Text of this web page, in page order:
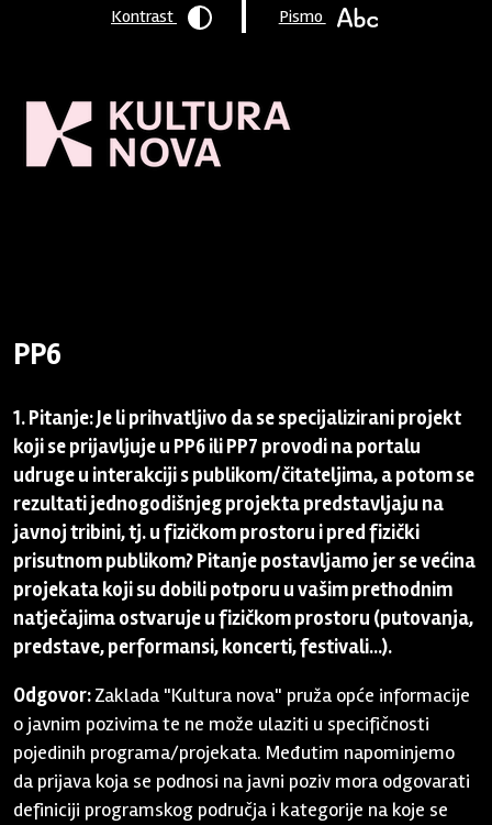
PP6
1. Pitanje: Je li prihvatljivo da se specijalizirani projekt
koji se prijavljuje u PP6 ili PP7 provodi na portalu
udruge u interakciji s publikom/čitateljima, a potom se
rezultati jednogodišnjeg projekta predstavljaju na
javnoj tribini, tj. u fizičkom prostoru i pred fizički
prisutnom publikom? Pitanje postavljamo jer se većina
projekata koji su dobili potporu u vašim prethodnim
natječajima ostvaruje u fizičkom prostoru (putovanja,
predstave, performansi, koncerti, festivali...).
Odgovor:Zaklada "Kultura nova" pruža opće informacije
o javnim pozivima te ne može ulaziti u specifičnosti
pojedinih programa/projekata. Međutim napominjemo
da prijava koja se podnosi na javni poziv mora odgovarati
definiciji programskog područja i kategorije na koje se
Kontrast Pismo